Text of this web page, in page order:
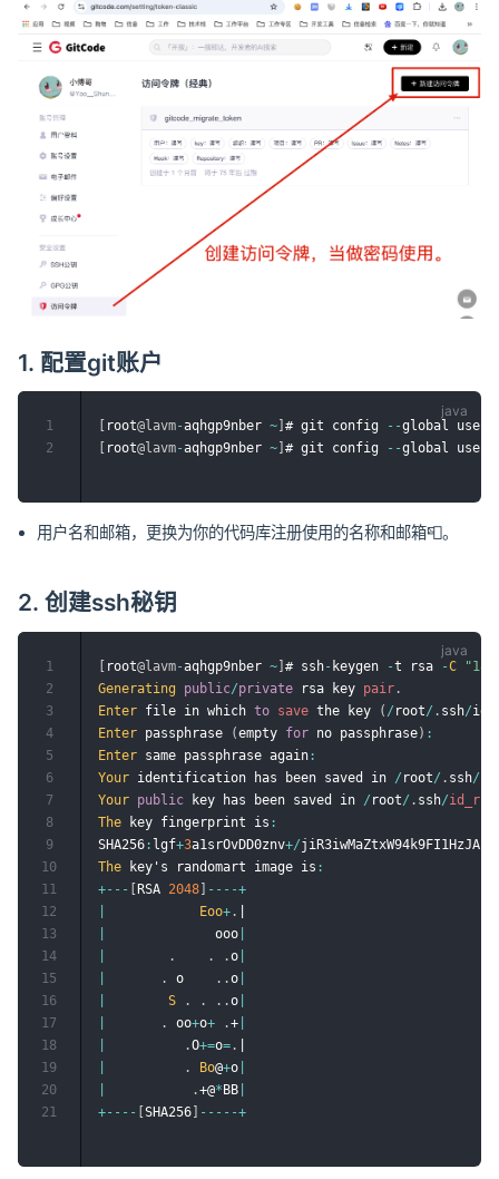
1. 配置git账户
root@lavm-aqhgp9nber ~ # git config --global user
root@lavm-aqhgp9nber ~ # git config --global user
1
2
用户名和邮箱，更换为你的代码库注册使用的名称和邮箱📮。
2. 创建ssh秘钥
[ root@lavm-aqhgp9nber ~] # ssh- keygen -t rsa -C
Generating
public/private rsa key pair .
Enter file in which to save the key ( / root/ . ssh/
Enter passphrase (empty for no passphrase) :
Enter same passphrase again :
Your identification has been saved in / root/ . ssh/
Your public key has been saved in / root/ . ssh/id_rsa
The key fingerprint is :
SHA256 : lgf+3a1srOvDD0znv+/jiR3iwMaZtxW94k9FI1HzJAk
The key's randomart image is :
+-- - [RSA 2048] -- --+
Eoo+ .
              ooo
. . .o
. o . .o
S . . . .o
. oo+o+ .+
.O+=o= .
. Bo@+o
.+@*BB
+-- -- [SHA256] -- -- -+
1
2
3
4
5
6
7
8
9
10
11
12
13
14
15
16
17
18
19
20
21